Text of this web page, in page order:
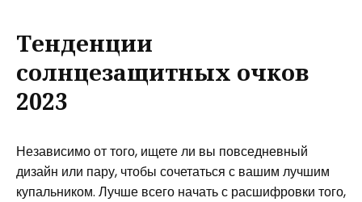
Тенденции
солнцезащитных очков
2023
Независимо от того, ищете ли вы повседневный
дизайн или пару, чтобы сочетаться с вашим лучшим
купальником. Лучше всего начать с расшифровки того,